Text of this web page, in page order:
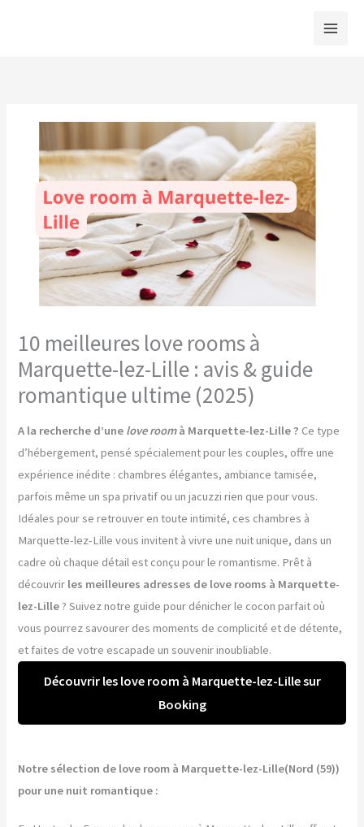
10 meilleures love rooms à
Marquette-lez-Lille : avis & guide
romantique ultime (2025)
A la recherche d’une love roomà Marquette-lez-Lille ? Ce type
d’hébergement, pensé spécialement pour les couples, offre une
expérience inédite : chambres élégantes, ambiance tamisée,
parfois même un spa privatif ou un jacuzzi rien que pour vous.
Idéales pour se retrouver en toute intimité, ces chambres à
Marquette-lez-Lille vous invitent à vivre une nuit unique, dans un
cadre où chaque détail est conçu pour le romantisme. Prêt à
découvrir les meilleures adresses de love rooms à Marquette-
lez-Lille? Suivez notre guide pour dénicher le cocon parfait où
vous pourrez savourer des moments de complicité et de détente,
et faites de votre escapade un souvenir inoubliable.
Découvrir les love room à Marquette-lez-Lille sur
Booking
Notre sélection de love room à Marquette-lez-Lille(Nord (59))
pour une nuit romantique :